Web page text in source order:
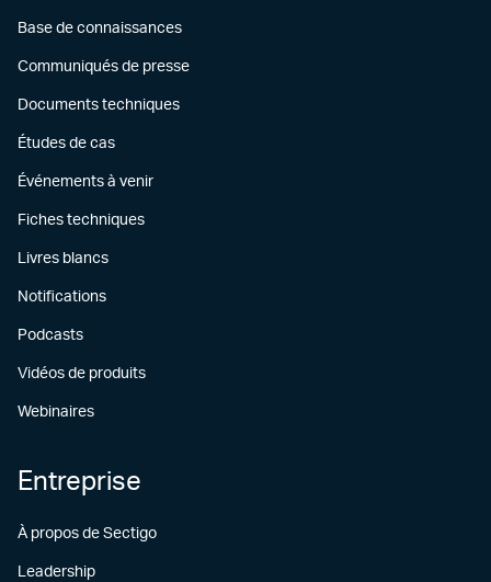
Base de connaissances
Communiqués de presse
Documents techniques
Études de cas
Événements à venir
Fiches techniques
Livres blancs
Notifications
Podcasts
Vidéos de produits
Webinaires
Entreprise
À propos de Sectigo
Leadership